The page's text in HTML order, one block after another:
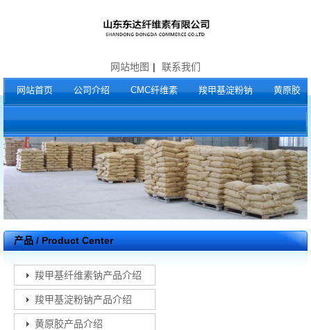
网站地图 | 联系我们
网站首页 公司介绍 CMC纤维素 羧甲基淀粉钠 黄原胶
产品 / Product Center
羧甲基纤维素钠产品介绍
羧甲基淀粉钠产品介绍
黄原胶产品介绍